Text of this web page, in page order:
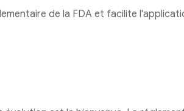
de la FDA et facilite